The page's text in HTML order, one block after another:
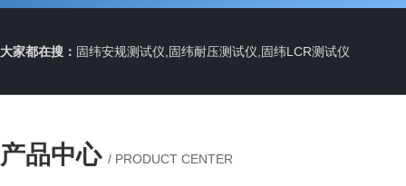
大家都在搜： 固纬安规测试仪,固纬耐压测试仪,固纬LCR测试仪
产品中心 / PRODUCT CENTER